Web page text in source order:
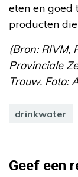
eten en goed
producten
(Bron: RIVM,
Provinciale
Trouw. Foto:
drinkwater
Geef een